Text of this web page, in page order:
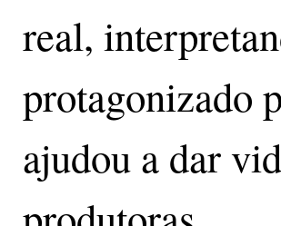
real,
protagonizado
ajudou a dar